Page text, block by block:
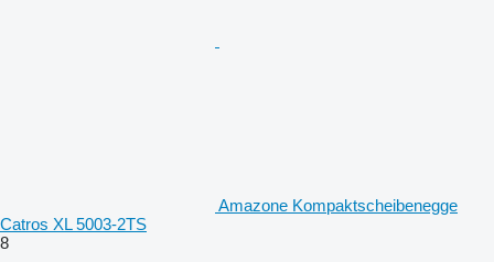
Amazone Kompaktscheibenegge
Catros XL 5003-2TS
8